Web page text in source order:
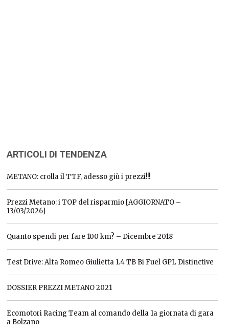
ARTICOLI DI TENDENZA
METANO: crolla il TTF, adesso giù i prezzi!!!
Prezzi Metano: i TOP del risparmio [AGGIORNATO –
13/03/2026]
Quanto spendi per fare 100 km? – Dicembre 2018
Test Drive: Alfa Romeo Giulietta 1.4 TB Bi Fuel GPL Distinctive
DOSSIER PREZZI METANO 2021
Ecomotori Racing Team al comando della 1a giornata di gara
a Bolzano